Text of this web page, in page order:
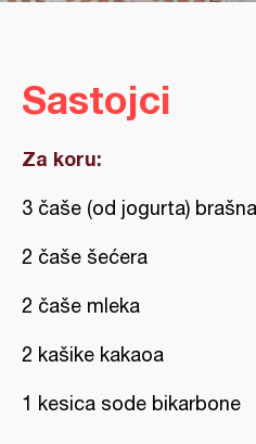
Sastojci
Za koru:
3 čaše (od jogurta) brašna
2 čaše šećera
2 čaše mleka
2 kašike kakaoa
1 kesica sode bikarbone